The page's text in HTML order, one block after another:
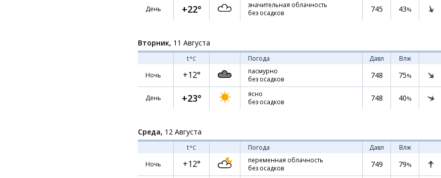
День +22°
значительная облачность
без осадков
745 43%
Вторник, 11 Августа
t°C Погода Давл Влж
Ночь
+12°
пасмурно
без осадков
748 75%
День +23°
ясно
без осадков
748 40%
Среда, 12 Августа
t°C Погода Давл Влж
Ночь
+12°
переменная облачность
без осадков
749 79%